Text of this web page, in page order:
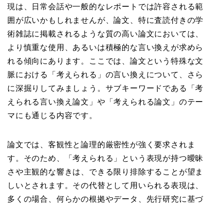
現は、日常会話や一般的なレポートでは許容される範
囲が広いかもしれませんが、論文、特に査読付きの学
術雑誌に掲載されるような質の高い論文においては、
より慎重な使用、あるいは積極的な言い換えが求めら
れる傾向にあります。ここでは、論文という特殊な文
脈における「考えられる」の言い換えについて、さら
に深掘りしてみましょう。サブキーワードである「考
えられる言い換え論文」や「考えられる論文」のテー
マにも通じる内容です。
論文では、客観性と論理的厳密性が強く要求されま
す。そのため、「考えられる」という表現が持つ曖昧
さや主観的な響きは、できる限り排除することが望ま
しいとされます。その代替として用いられる表現は、
多くの場合、何らかの根拠やデータ、先行研究に基づ